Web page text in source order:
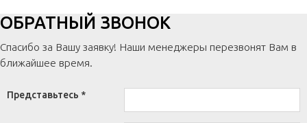
ОБРАТНЫЙ ЗВОНОК
Спасибо за Вашу заявку! Наши менеджеры перезвонят Вам в
ближайшее время.
Представьтесь *